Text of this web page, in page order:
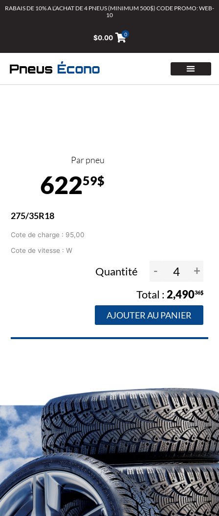
AllerRABAIS DE 10% A L’ACHAT DE 4 PNEUS (MINIMUM 500$) CODE PROMO: WEB-
10
$0.00 0
Par pneu
62259$
275/35R18
Cote de charge : 95,00
Cote de vitesse : W
Quantité - +
2,49036$
AJOUTER AU PANIER